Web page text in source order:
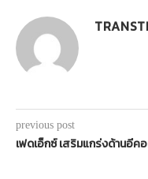
previous post
เฟดเอ็กซ์ เสริมแกร่งด้านอีคอ